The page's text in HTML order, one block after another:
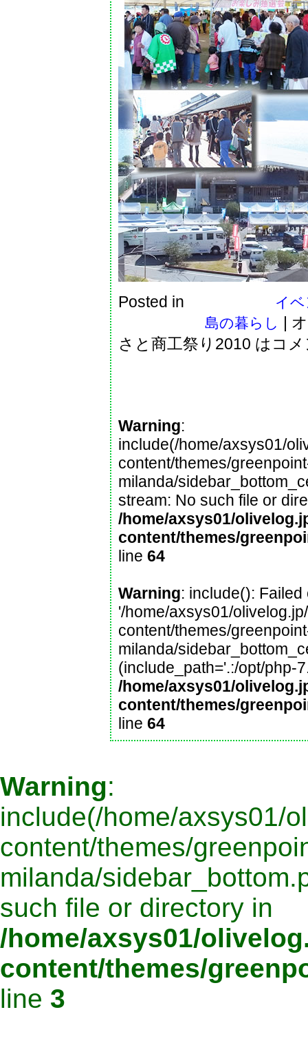
Posted in
イベン
島の暮らし |
さと商工祭り2010 は コ
Warning:
include(/home/axsys01/
content/themes/
milanda/
stream: No such file or
/home/axsys01/
content/themes/
line 64
Warning: include(): Failed
'/home/axsys01/
content/themes/
milanda/
(include_path='.:/opt/php-
/home/axsys01/
content/themes/
line 64
Warning:
include(/home/axsys01/
content/themes/
milanda/
such file or directory in
/home/axsys01/
content/themes/
line 3